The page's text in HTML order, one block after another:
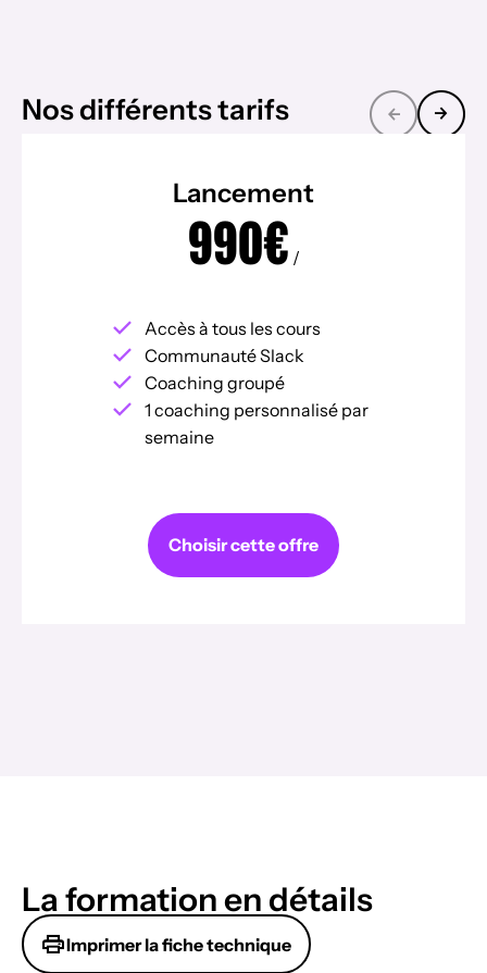
Nos différents tarifs
Lancement
990€ /
Accès à tous les cours
Communauté Slack
Coaching groupé
1 coaching personnalisé par
semaine
Choisir cette offre
La formation en détails
Imprimer la fiche technique